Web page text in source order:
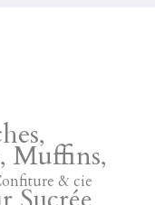
Muffins,
& cie